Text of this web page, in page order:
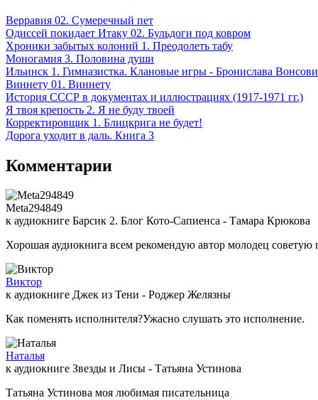
Верравия 02. Сумеречный пет
Одиссей покидает Итаку 02. Бульдоги под ковром
Хроники забытых колоний 1. Преодолеть табу
Моногамия 3. Половина души
Ильинск 1. Гимназистка. Клановые игры - Бронислава
Виннету 01. Виннету
История СССР в документах и иллюстрациях (1917-1971 гг.)
Я твоя крепость 2. Я не буду твоей
Корректировщик 1. Блицкрига не будет!
Дорога уходит в даль. Книга 3
Комментарии
Meta294849
к аудиокниге Барсик 2. Блог Кото-Сапиенса - Тамара Крюкова
Хорошая аудиокнига всем рекомендую автор молодец советую
Виктор
к аудиокниге Джек из Тени - Роджер Желязны
Как поменять исполнителя?Ужасно слушать это исполнение.
Наталья
к аудиокниге Звезды и Лисы - Татьяна Устинова
Татьяна Устинова моя любимая писательница